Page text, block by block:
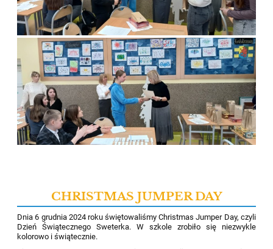
CHRISTMAS JUMPER DAY
Dnia 6 grudnia 2024 roku świętowaliśmyChristmas Jumper Day, czyli
Dzień Świątecznego Sweterka. W szkole zrobiło się niezwykle
kolorowo i świątecznie.